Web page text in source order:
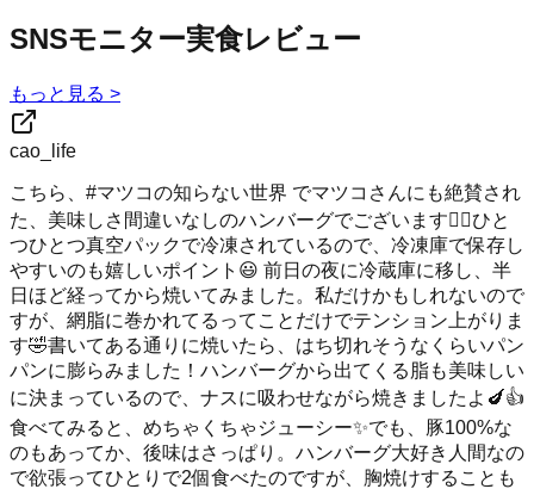
SNSモニター実食レビュー
もっと見る >
cao_life
こちら、#マツコの知らない世界 でマツコさんにも絶賛され
た、美味しさ間違いなしのハンバーグでございます💁‍♀️ひと
つひとつ真空パックで冷凍されているので、冷凍庫で保存し
やすいのも嬉しいポイント😃 前日の夜に冷蔵庫に移し、半
日ほど経ってから焼いてみました。私だけかもしれないので
すが、網脂に巻かれてるってことだけでテンション上がりま
す🤣書いてある通りに焼いたら、はち切れそうなくらいパン
パンに膨らみました！ハンバーグから出てくる脂も美味しい
に決まっているので、ナスに吸わせながら焼きましたよ🍆👍
食べてみると、めちゃくちゃジューシー✨でも、豚100%な
のもあってか、後味はさっぱり。ハンバーグ大好き人間なの
で欲張ってひとりで2個食べたのですが、胸焼けすることも